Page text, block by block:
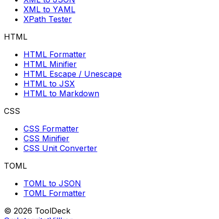
XML to YAML
XPath Tester
HTML
HTML Formatter
HTML Minifier
HTML Escape / Unescape
HTML to JSX
HTML to Markdown
CSS
CSS Formatter
CSS Minifier
CSS Unit Converter
TOML
TOML to JSON
TOML Formatter
© 2026 ToolDeck